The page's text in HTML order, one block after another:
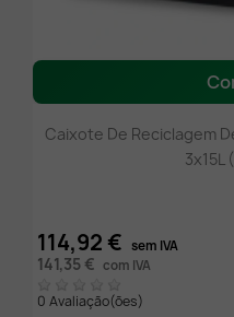
Caixote De Reciclagem
3x15L
114,92 € sem IVA
141,35 € com IVA
0 Avaliação(ões)